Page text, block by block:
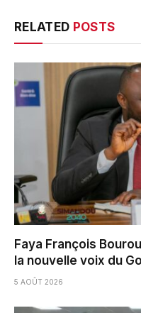
RELATED POSTS
Faya François
la nouvelle voix du
5 AOÛT 2026